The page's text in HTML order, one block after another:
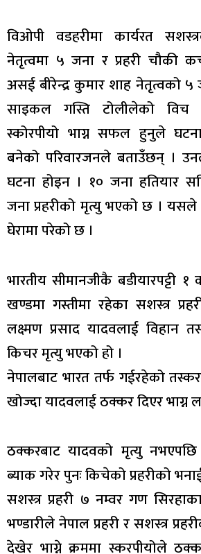
विओपी वडहरीमा कार्यरत
नेतृत्वमा ५ जना र प्रहरी चौकी
असई बीरेन्द्र कुमार शाह नेतृत्वको
साइकल गस्ति टोलीलेको विच
स्कोरपीयो भाग्न सफल हुनुले
बनेको परिवारजनले बताउँछन् ।
घटना होइन । १० जना हतियार
जना प्रहरीको मृत्यु भएको छ ।
घेरामा परेको छ ।
भारतीय सीमानजीकै बडीयारपट्टी १
खण्डमा गस्तीमा रहेका सशस्त्र
लक्ष्मण प्रसाद यादवलाई विहान
किचर मृत्यु भएको हो ।
नेपालबाट भारत तर्फ गईरहेको
खोज्दा यादवलाई ठक्कर दिएर भाग्न
ठक्करबाट यादवको मृत्यु
ब्याक गरेर पुनः किचेको प्रहरीको
सशस्त्र प्रहरी ७ नम्वर गण
भण्डारीले नेपाल प्रहरी र सशस्त्र
देखेर भाग्ने क्रममा स्करपीयोले